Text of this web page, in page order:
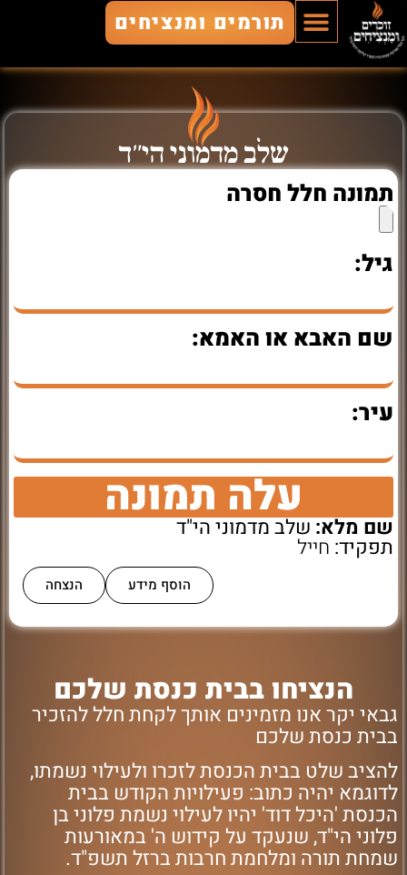
תורמים ומנציחים
שלב מדמוני הי"ד
תמונה חלל חסרה
גיל:
שם האבא או האמא:
עיר:
עלה תמונה
שם מלא:שלב מדמוני הי"ד
תפקיד: חייל
הוסף מידע הנצחה
הנציחו בבית כנסת שלכם
גבאי יקר אנו מזמינים אותך לקחת חלל להזכיר
בבית כנסת שלכם
להציב שלט בבית הכנסת לזכרו ולעילוי נשמתו,
לדוגמא יהיה כתוב: פעילויות הקודש בבית
הכנסת 'היכל דוד' יהיו לעילוי נשמת פלוני בן
פלוני הי"ד, שנעקד על קידוש ה' במאורעות
שמחת תורה ומלחמת חרבות ברזל תשפ"ד.